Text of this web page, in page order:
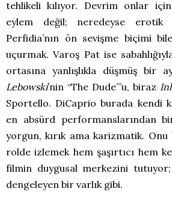
tehlikeli kılıyor. Devrim onlar
eylem değil; neredeyse erotik
Perfidia’nın ön sevişme biçimi
uçurmak. Varoş Pat ise
ortasına yanlışlıkla düşmüş bir
Lebowski’nin “The Dude”’u, biraz
Sportello. DiCaprio burada kendi
en absürd performanslarından
yorgun, kırık ama karizmatik.
rolde izlemek hem şaşırtıcı hem
filmin duygusal merkezini tutuyor;
dengeleyen bir varlık gibi.